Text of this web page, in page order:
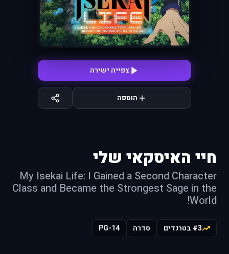
צפייה ישירה
הוספה
חיי האיסקאי שלי
My Isekai Life: I Gained a Second Character
Class and Became the Strongest Sage in the
World!
#3 בטרנדים סדרה PG-14